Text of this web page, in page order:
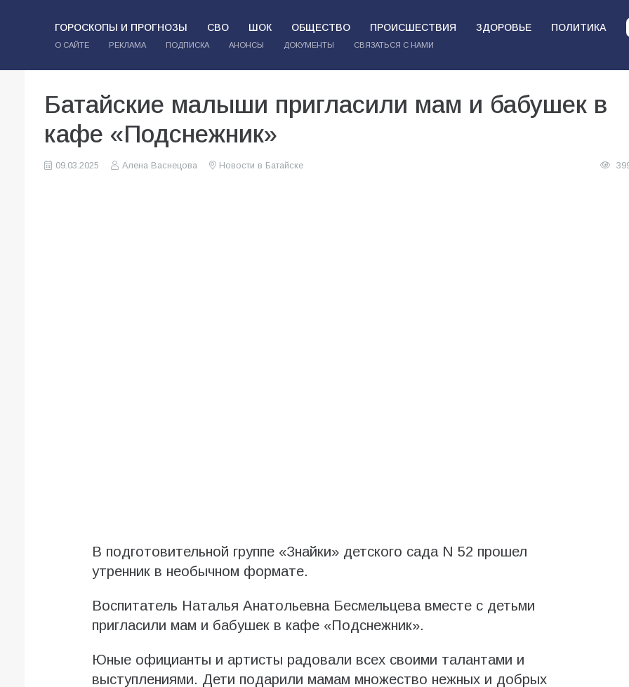
ГОРОСКОПЫ И ПРОГНОЗЫ СВО ШОК ОБЩЕСТВО ПРОИСШЕСТВИЯ ЗДОРОВЬЕ ПОЛИТИКА
О САЙТЕ РЕКЛАМА ПОДПИСКА АНОНСЫ ДОКУМЕНТЫ СВЯЗАТЬСЯ С НАМИ
Батайские малыши пригласили мам и бабушек в
кафе «Подснежник»
09.03.2025 Алена Васнецова Новости в Батайске
В подготовительной группе «Знайки» детского сада N 52 прошел
утренник в необычном формате.
Воспитатель Наталья Анатольевна Бесмельцева вместе с детьми
пригласили мам и бабушек в кафе «Подснежник».
Юные официанты и артисты радовали всех своими талантами и
выступлениями. Дети подарили мамам множество нежных и добрых